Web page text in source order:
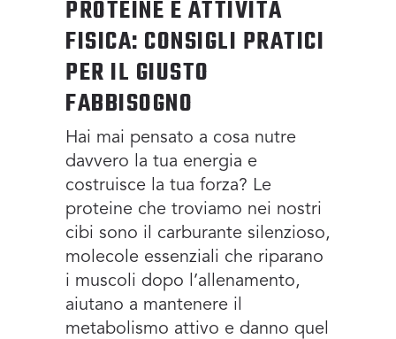
PROTEINE E ATTIVITÀ
FISICA: CONSIGLI PRATICI
PER IL GIUSTO
FABBISOGNO
Hai mai pensato a cosa nutre
davvero la tua energia e
costruisce la tua forza? Le
proteine che troviamo nei nostri
cibi sono il carburante silenzioso,
molecole essenziali che riparano
i muscoli dopo l’allenamento,
aiutano a mantenere il
metabolismo attivo e danno quel